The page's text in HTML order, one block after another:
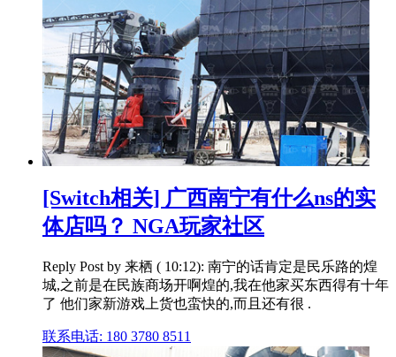
[Switch相关] 广西南宁有什么ns的实
体店吗？ NGA玩家社区
Reply Post by 来栖 ( 10:12): 南宁的话肯定是民乐路的煌
城,之前是在民族商场开啊煌的,我在他家买东西得有十年
了 他们家新游戏上货也蛮快的,而且还有很 .
联系电话: 180 3780 8511